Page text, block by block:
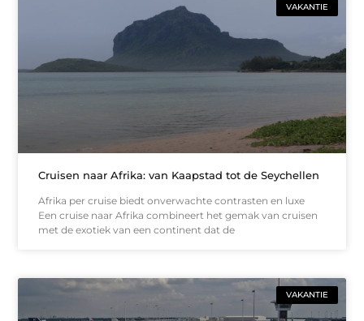
VAKANTIE
Cruisen naar Afrika: van Kaapstad tot de Seychellen
Afrika per cruise biedt onverwachte contrasten en luxe
Een cruise naar Afrika combineert het gemak van cruisen
met de exotiek van een continent dat de
VAKANTIE